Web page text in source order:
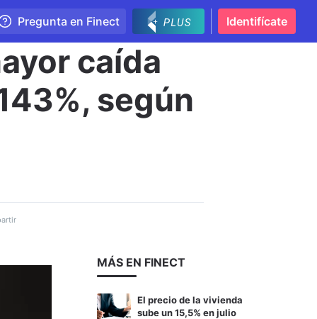
Pregunta en Finect Identifícate
caída
según
MÁS EN FINECT
El precio de la vivienda
sube un 15,5% en julio